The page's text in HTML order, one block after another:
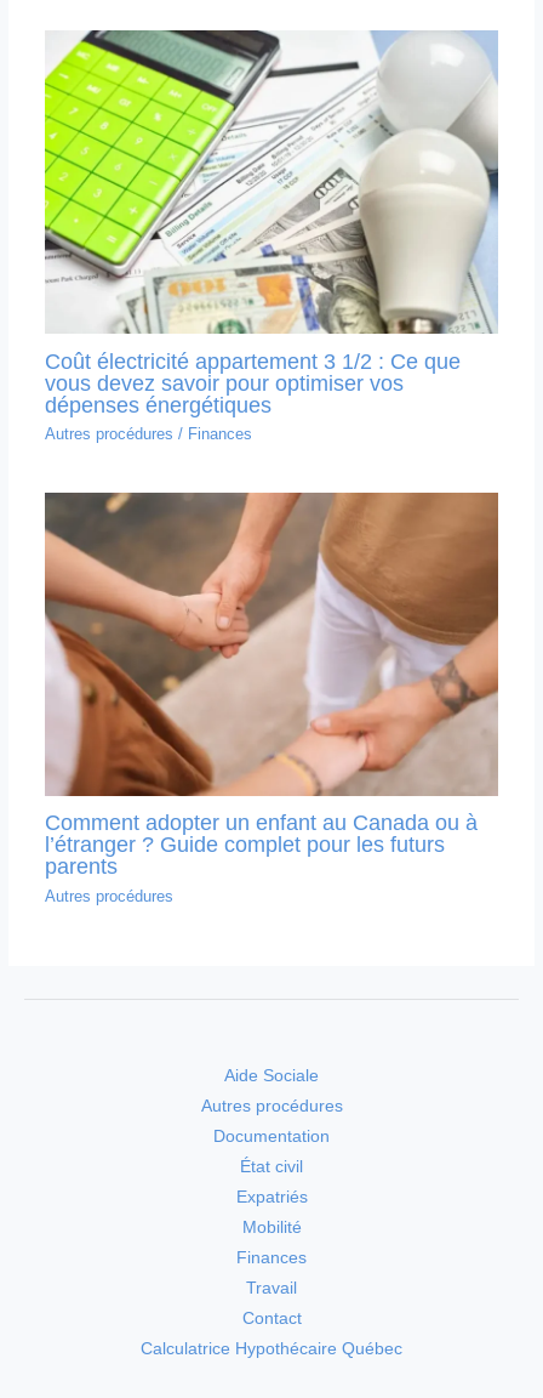
Coût électricité appartement 3 1/2 : Ce que
vous devez savoir pour optimiser vos
dépenses énergétiques
Autres procédures / Finances
Comment adopter un enfant au Canada ou à
l’étranger ? Guide complet pour les futurs
parents
Autres procédures
Aide Sociale
Autres procédures
Documentation
État civil
Expatriés
Mobilité
Finances
Travail
Contact
Calculatrice Hypothécaire Québec